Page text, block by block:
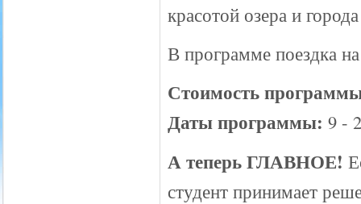
красотой озера и
В программе поездка
Стоимость
Даты программы: 9 -
А теперь ГЛАВНОЕ!
студент принимает